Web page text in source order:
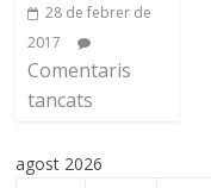
28 de febrer de
2017
Comentaris
tancats
agost 2026